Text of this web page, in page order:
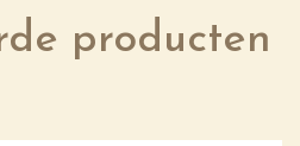
producten